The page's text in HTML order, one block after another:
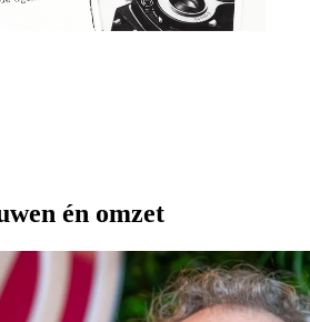
én omzet